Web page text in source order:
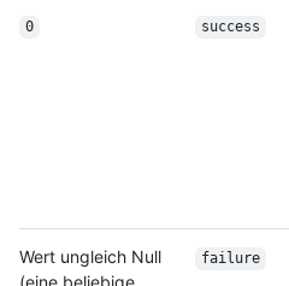
0 success
Wert ungleich Null
failure